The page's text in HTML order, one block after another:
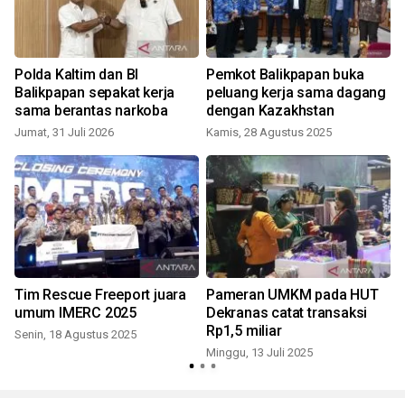
Polda Kaltim dan BI
Balikpapan sepakat kerja
sama berantas narkoba
Jumat, 31 Juli 2026
Pemkot Balikpapan buka
peluang kerja sama dagang
dengan Kazakhstan
Kamis, 28 Agustus 2025
Tim Rescue Freeport juara
umum IMERC 2025
Senin, 18 Agustus 2025
Pameran UMKM pada HUT
Dekranas catat transaksi
Rp1,5 miliar
Minggu, 13 Juli 2025